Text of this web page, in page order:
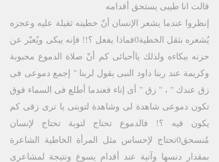
قالت انا طيبى يستحق أقدامه
إنظروا عندما يشعر الإنسان أنّ خطيته ثقيلة عليه وعجزه
يُشعره بثقل الخطية0فماذا يفعل ؟!! فإنه يبكى ويُعبّر عن
حزنه ببكاءه ولذلك ياأحبائى كم أنّ صلاة الدموع محبوبة
وكريمة عند ربنا داود النبى يقول لربنا " إجمع دموعى فى
زق عندك " ، " زق " أى إناء فعندما أطلع فى السماء فوق
تكون دموعى شاهدة لى وشاهدة لتوبتى يا ترى زقى كم
يكون فيه ؟! فالدموع تحتاج لتوبة تحتاج لإنسان
مُنسحق0تحتاج لإحساس مثل المرأة الخاطية الشاعرة
بمقدار دنسها وآتية عند أقدام يسوع ونتيجة لمشاعرى